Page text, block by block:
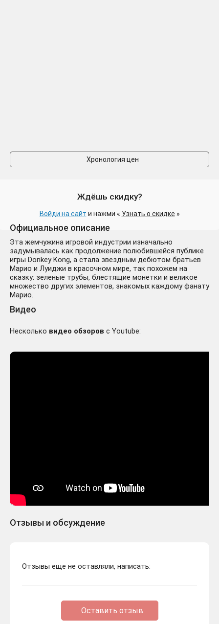
Хронология цен
Ждёшь скидку?
Войди на сайт и нажми « Узнать о скидке »
Официальное описание
Эта жемчужина игровой индустрии изначально
задумывалась как продолжение полюбившейся публике
игры Donkey Kong, а стала звездным дебютом братьев
Марио и Луиджи в красочном мире, так похожем на
сказку: зеленые трубы, блестящие монетки и великое
множество других элементов, знакомых каждому фанату
Марио.
Видео
Несколько видео обзоров с Youtube:
Отзывы и обсуждение
Отзывы еще не оставляли, написать:
Оставить отзыв